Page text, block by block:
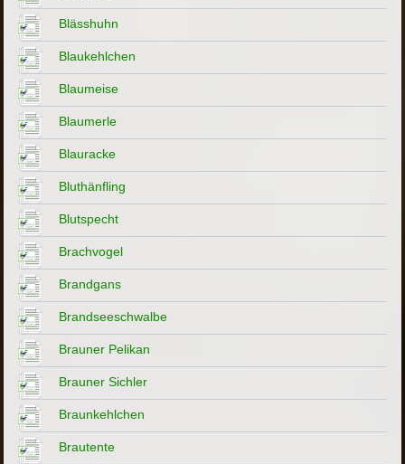
Blässhuhn
Blaukehlchen
Blaumeise
Blaumerle
Blauracke
Bluthänfling
Blutspecht
Brachvogel
Brandgans
Brandseeschwalbe
Brauner Pelikan
Brauner Sichler
Braunkehlchen
Brautente